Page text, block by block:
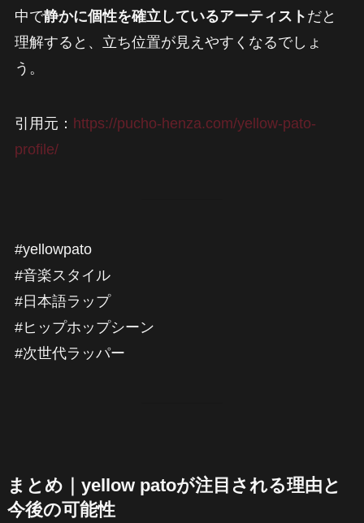
中で静かに個性を確立しているアーティスト だと
理解すると、立ち位置が見えやすくなるでしょ
う。
引用元： https://pucho-henza.com/yellow-pato-
profile/
#yellowpato
#音楽スタイル
#日本語ラップ
#ヒップホップシーン
#次世代ラッパー
まとめ｜yellow patoが注目される理由と
今後の可能性